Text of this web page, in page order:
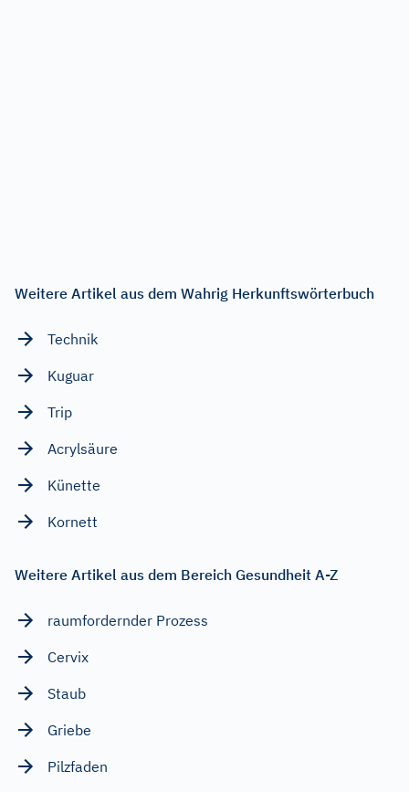
Weitere Artikel aus dem Wahrig Herkunftswörterbuch
Technik
Kuguar
Trip
Acrylsäure
Künette
Kornett
Weitere Artikel aus dem Bereich Gesundheit A-Z
raumfordernder Prozess
Cervix
Staub
Griebe
Pilzfaden